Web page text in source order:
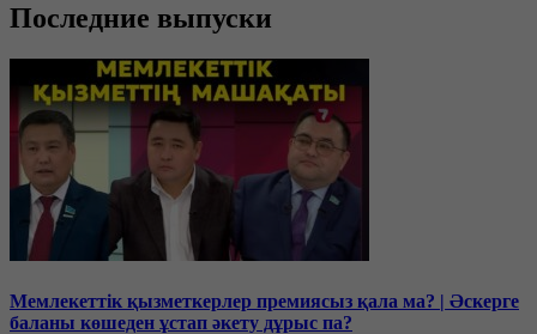
Последние выпуски
Мемлекеттік қызметкерлер премиясыз қала ма? | Әскерге
баланы көшеден ұстап әкету дұрыс па?